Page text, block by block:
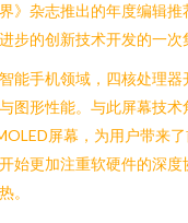
》杂志推出的年度编辑
步的创新技术开发的一次
能手机领域，四核处理
图形性能。与此屏幕技
屏幕，为用户带来
始更加注重软硬件的深
。